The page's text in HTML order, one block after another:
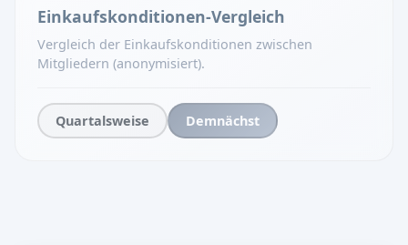
Einkaufskonditionen-Vergleich
Vergleich der Einkaufskonditionen zwischen
Mitgliedern (anonymisiert).
Quartalsweise Demnächst